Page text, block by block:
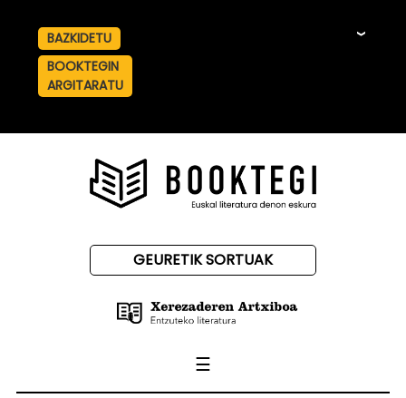
BAZKIDETU
BOOKTEGIN
ARGITARATU
GEURETIK SORTUAK
☰